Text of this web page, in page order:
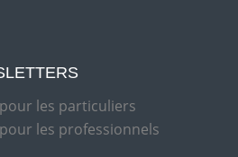
les particuliers
les professionnels